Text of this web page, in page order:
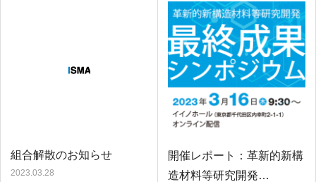
組合解散のお知らせ
2023.03.28
開催レポート：革新的新構
造材料等研究開発…